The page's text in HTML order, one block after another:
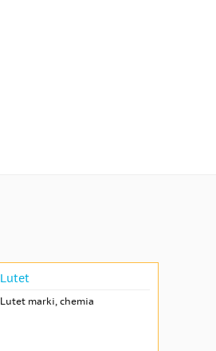
Lutet
Lutet marki, chemia